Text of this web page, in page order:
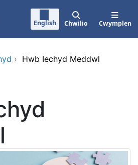
English Chwilio Cwymplen
› Hwb Iechyd Meddwl